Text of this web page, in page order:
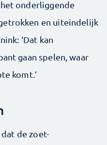
onderliggende
en uiteindelijk
‘Dat kan
gaan spelen, waar
komt.’
de zoet-